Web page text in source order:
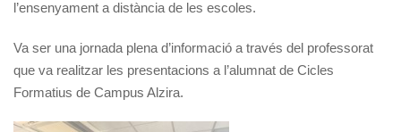
l’ensenyament a distància de les escoles.
Va ser una jornada plena d’informació a través del professorat
que va realitzar les presentacions a l’alumnat de Cicles
Formatius de Campus Alzira.